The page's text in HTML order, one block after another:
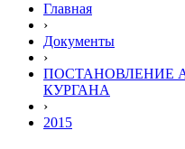
Главная
›
Документы
›
ПОСТАНОВЛЕНИЕ
КУРГАНА
›
2015